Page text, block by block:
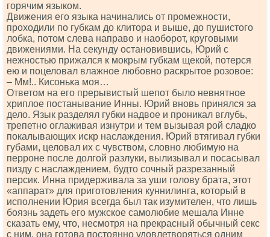
горячим языком.
Движения его языка начинались от промежности,
проходили по губкам до клитора и выше, до пушистого
лобка, потом слева направо и наоборот, круговыми
движениями. На секунду остановившись, Юрий с
нежностью прижался к мокрым губкам щекой, потерся
ею и поцеловал влажное любовно раскрытое розовое:
– Мм!.. Кисонька моя…
Ответом на его прерывистый шепот было невнятное
хриплое постанывание Инны. Юрий вновь принялся за
дело. Язык разделял губки надвое и проникал вглубь,
трепетно оглаживая изнутри и тем вызывая рой сладко
покалывающих искр наслаждения. Юрий втягивал губки
губами, целовал их с чувством, словно любимую на
перроне после долгой разлуки, вылизывал и посасывал
пизду с наслаждением, будто сочный разрезанный
персик. Инна придерживала за уши голову брата, этот
«аппарат» для приготовления куннилинга, который в
исполнении Юрия всегда был так изумителен, что лишь
боязнь задеть его мужское самолюбие мешала Инне
сказать ему, что, несмотря на прекрасный обычный секс
с ним, она готова постоянно удовлетворяться одним